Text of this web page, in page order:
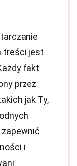
treści jest
fakt
przez
jak Ty,
i